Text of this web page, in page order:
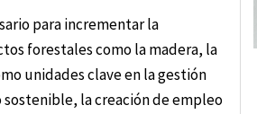
para incrementar la
forestales como la madera, la
unidades clave en la gestión
la creación de empleo